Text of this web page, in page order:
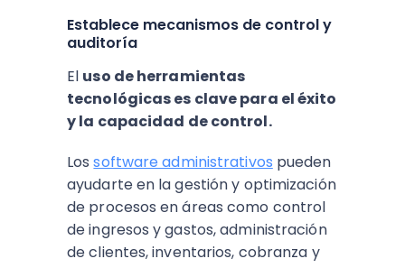
Establece mecanismos de control y
auditoría
El uso de herramientas
tecnológicas es clave para el éxito
y la capacidad de control.
Lossoftware administrativos pueden
ayudarte en la gestión y optimización
de procesos en áreas como control
de ingresos y gastos, administración
de clientes, inventarios, cobranza y